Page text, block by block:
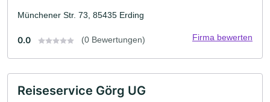
Münchener Str. 73, 85435 Erding
0.0 (0 Bewertungen) Firma bewerten
Reiseservice Görg UG